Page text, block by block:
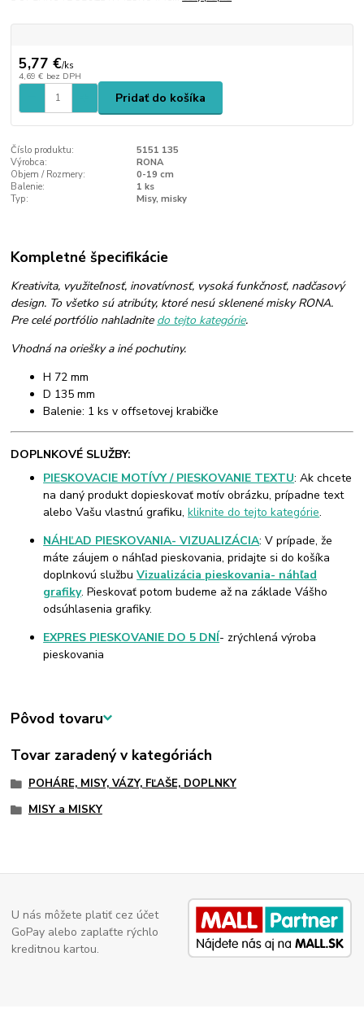
5,77 €/ks
4,69 € bez DPH
Pridať do košíka
Číslo produktu:
5151 135
Výrobca:
RONA
Objem / Rozmery:
0-19 cm
Balenie:
1 ks
Typ:
Misy, misky
Kompletné špecifikácie
Kreativita, využiteľnosť, inovatívnosť, vysoká funkčnosť, nadčasový
design. To všetko sú atribúty, ktoré nesú sklenené misky RONA.
Pre celé portfólio nahladnite do tejto kategórie.
Vhodná na oriešky a iné pochutiny.
H 72 mm
D 135 mm
Balenie: 1 ks v offsetovej krabičke
DOPLNKOVÉ SLUŽBY:
PIESKOVACIE MOTÍVY / PIESKOVANIE TEXTU: Ak chcete
na daný produkt dopieskovať motív obrázku, prípadne text
alebo Vašu vlastnú grafiku,kliknite do tejto kategórie.
NÁHĽAD PIESKOVANIA- VIZUALIZÁCIA: V prípade, že
máte záujem o náhľad pieskovania, pridajte si do košíka
doplnkovú službuVizualizácia pieskovania- náhľad
grafiky. Pieskovať potom budeme až na základe Vášho
odsúhlasenia grafiky.
EXPRES PIESKOVANIE DO 5 DNÍ- zrýchlená výroba
pieskovania
Pôvod tovaru
Tovar zaradený v kategóriách
POHÁRE, MISY, VÁZY, FĽAŠE, DOPLNKY
MISY a MISKY
U nás môžete platiť cez účet
GoPay alebo zaplaťte rýchlo
kreditnou kartou.